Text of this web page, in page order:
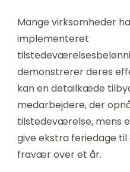
Mange virksomheder
implementeret
demonstrerer deres
kan en detailkæde
medarbejdere, der
tilstedeværelse, mens
give ekstra feriedage
fravær over et år.